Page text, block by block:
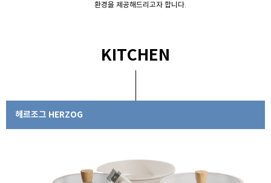
환경을 제공해드리고자 합니다.
KITCHEN
헤르조그 HERZOG